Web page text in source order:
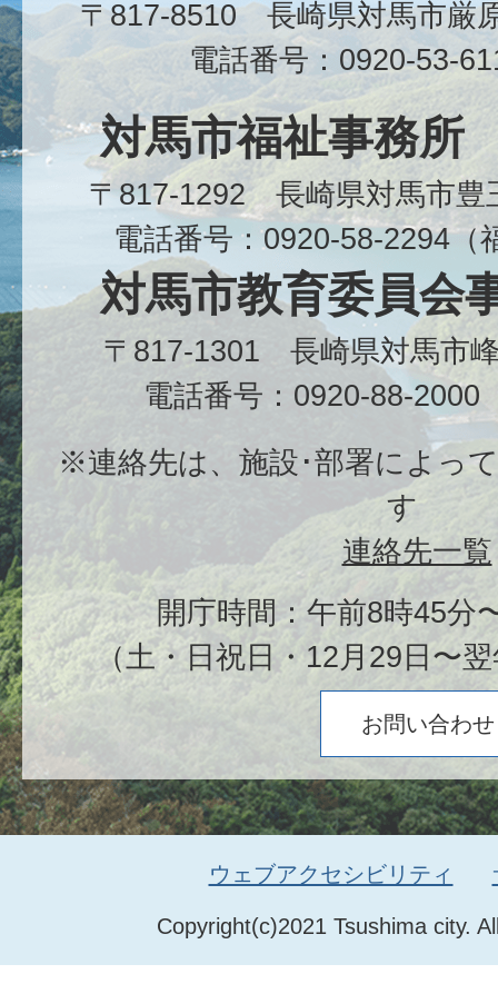
〒817-8510 長崎県対馬市
電話番号：0920-53-
対馬市福祉事務所
〒817-1292 長崎県対馬市
電話番号：0920-58-2294（
対馬市教育委員会
〒817-1301 長崎県対馬市
電話番号：0920-88-2000
※連絡先は、施設･部署によっ
す
連絡先一覧
開庁時間：午前8時45分
（土・日祝日・12月29日〜
お問い合わせ
Copyright(c)2021 Tsushima city.
ウェブアクセシビリティ